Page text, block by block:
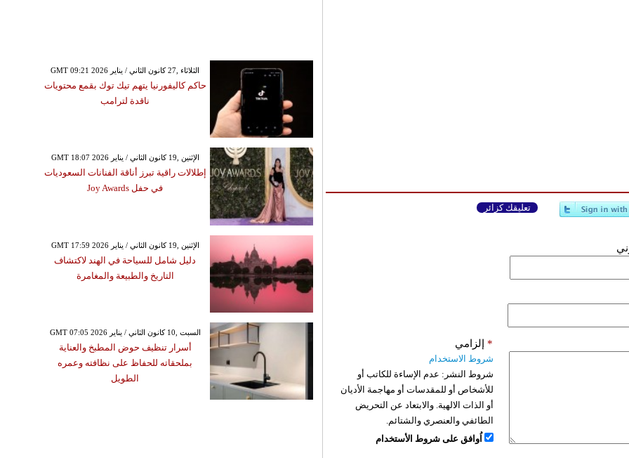
تعليقك كزائر
إلزامي *
شروط الاستخدام
شروط النشر: عدم الإساءة للكاتب أو
للأشخاص أو للمقدسات أو مهاجمة الأديان
أو الذات الالهية. والابتعاد عن التحريض
الطائفي والعنصري والشتائم.
اُوافق على شروط الأستخدام
GMT 09:21 2026 الثلاثاء ,27 كانون الثاني / يناير
حاكم كاليفورنيا يتهم تيك توك بقمع محتويات
ناقدة لترامب
GMT 18:07 2026 الإثنين ,19 كانون الثاني / يناير
إطلالات راقية تبرز أناقة الفنانات السعوديات
في حفل Joy Awards
GMT 17:59 2026 الإثنين ,19 كانون الثاني / يناير
دليل شامل للسياحة في الهند لاكتشاف
التاريخ والطبيعة والمغامرة
GMT 07:05 2026 السبت ,10 كانون الثاني / يناير
أسرار تنظيف حوض المطبخ والعناية
بملحقاته للحفاظ على نظافته وعمره
الطويل